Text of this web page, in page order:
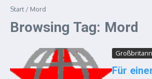
Start / Mord
Browsing Tag: Mord
Für